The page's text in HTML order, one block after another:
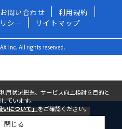
すぐ問い合わせる
お問い合わせ
利用規約
シー
サイトマップ
Inc. All rights reserved.
用状況把握、サービス向上検討を目的と
ています。
について」をご確認ください。
閉じる